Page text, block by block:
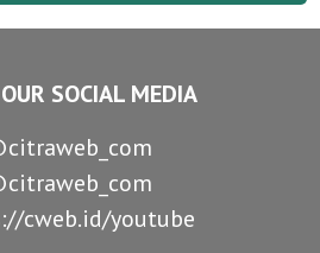
SOCIAL MEDIA
cweb.id/youtube